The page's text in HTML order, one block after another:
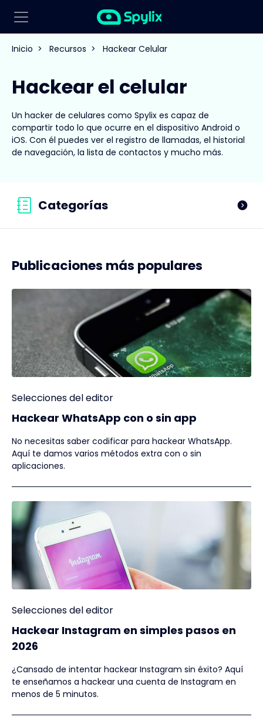
Inicio > Recursos > Hackear Celular
Hackear el celular
Un hacker de celulares como Spylix es capaz de
compartir todo lo que ocurre en el dispositivo Android o
iOS. Con él puedes ver el registro de llamadas, el historial
de navegación, la lista de contactos y mucho más.
Categorías
Publicaciones más populares
Selecciones del editor
Hackear WhatsApp con o sin app
No necesitas saber codificar para hackear WhatsApp.
Aquí te damos varios métodos extra con o sin
aplicaciones.
Selecciones del editor
Hackear Instagram en simples pasos en
2026
¿Cansado de intentar hackear Instagram sin éxito? Aquí
te enseñamos a hackear una cuenta de Instagram en
menos de 5 minutos.